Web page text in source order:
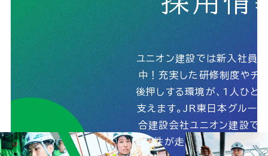
ユニオン建設では新入社員
中！充実した研修制度やチ
後押しする環境が、1人ひと
支えます。JR東日本グルー
合建設会社ユニオン建設で
能性が走りだす！詳しくは